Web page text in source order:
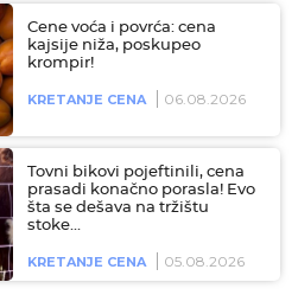
Cene voća i povrća: cena
kajsije niža, poskupeo
krompir!
KRETANJE CENA 06.08.2026
Tovni bikovi pojeftinili, cena
prasadi konačno porasla! Evo
šta se dešava na tržištu
stoke…
KRETANJE CENA 05.08.2026